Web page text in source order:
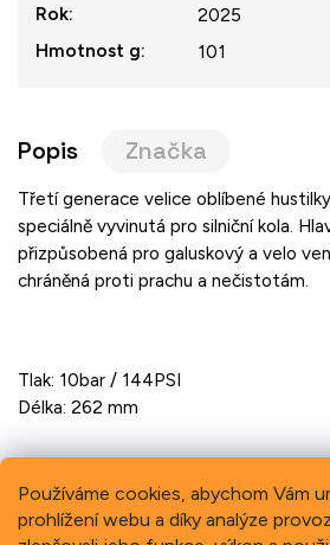
Používáme cookies, abychom Vám
prohlížení webu a díky analýze
Rok:
2025
Hmotnost g: 101
Popis Značka
Třetí generace velice oblíbené
speciálně vyvinutá pro silniční kola.
přizpůsobená pro galuskový a velo
chráněná proti prachu a nečistotám.
Tlak: 10bar / 144PSI
Délka: 262 mm
Previous